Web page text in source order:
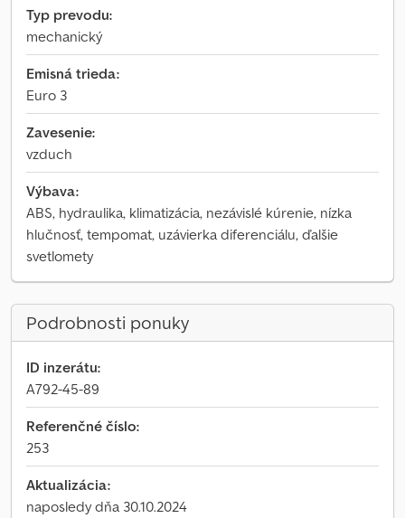
Typ prevodu:
mechanický
Emisná trieda:
Euro 3
Zavesenie:
vzduch
Výbava:
ABS, hydraulika, klimatizácia, nezávislé kúrenie, nízka
hlučnosť, tempomat, uzávierka diferenciálu, ďalšie
svetlomety
Podrobnosti ponuky
ID inzerátu:
A792-45-89
Referenčné číslo:
253
Aktualizácia:
naposledy dňa 30.10.2024